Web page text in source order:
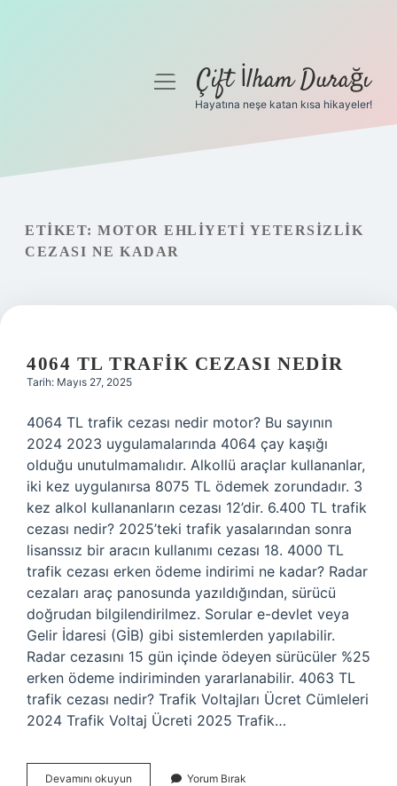
Gizlilik Politikası
Hakkımızda
menüyüÇift İlham Durağı
Hayatına neşe katan kısa hikayeler!
ETIKET: MOTOR EHLIYETI YETERSIZLIK
CEZASI NE KADAR
4064 TL TRAFIK CEZASI NEDIR
Tarih: Mayıs 27, 2025
4064 TL trafik cezası nedir motor? Bu sayının
2024 2023 uygulamalarında 4064 çay kaşığı
olduğu unutulmamalıdır. Alkollü araçlar kullananlar,
iki kez uygulanırsa 8075 TL ödemek zorundadır. 3
kez alkol kullananların cezası 12’dir. 6.400 TL trafik
cezası nedir? 2025’teki trafik yasalarından sonra
lisanssız bir aracın kullanımı cezası 18. 4000 TL
trafik cezası erken ödeme indirimi ne kadar? Radar
cezaları araç panosunda yazıldığından, sürücü
doğrudan bilgilendirilmez. Sorular e-devlet veya
Gelir İdaresi (GİB) gibi sistemlerden yapılabilir.
Radar cezasını 15 gün içinde ödeyen sürücüler %25
erken ödeme indiriminden yararlanabilir. 4063 TL
trafik cezası nedir? Trafik Voltajları Ücret Cümleleri
2024 Trafik Voltaj Ücreti 2025 Trafik…
Devamını okuyun Yorum Bırak